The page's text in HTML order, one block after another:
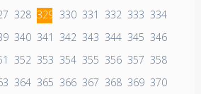
328 329 330 331 332 333 334
340 341 342 343 344 345 346
352 353 354 355 356 357 358
364 365 366 367 368 369 370